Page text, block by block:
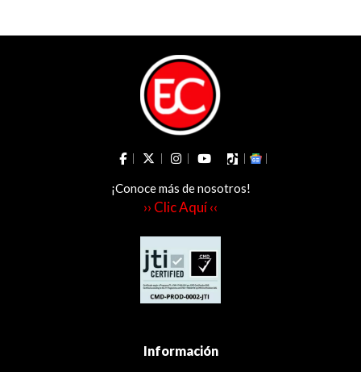
¡Conoce más de nosotros!
›› Clic Aquí ‹‹
Información